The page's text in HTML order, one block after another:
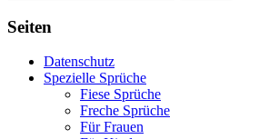
nach:
Seiten
Datenschutz
Spezielle Sprüche
Fiese Sprüche
Freche Sprüche
Für Frauen